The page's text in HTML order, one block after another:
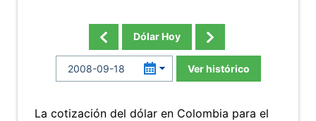
Dólar Hoy
Ver histórico
La cotización del dólar en Colombia para el